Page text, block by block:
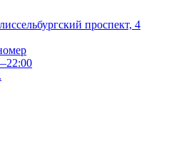
проспект, 4